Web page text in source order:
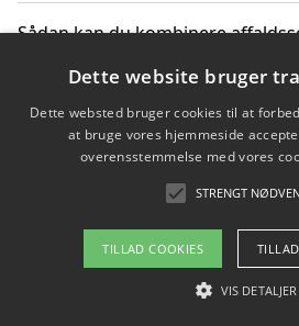
Sådan kan du kombinere
Hvordan affaldssortering kan
Om / kontakt
Blog
Dette website bruger
Dette websted bruger cookies til at
at bruge vores hjemmeside
overensstemmelse med vores
STRENGT
TILLAD COOKIES
VIS DETALJER